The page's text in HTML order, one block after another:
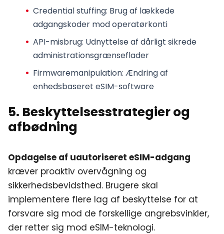
Credential stuffing: Brug af lækkede
adgangskoder mod operatørkonti
API-misbrug: Udnyttelse af dårligt sikrede
administrationsgrænseflader
Firmwaremanipulation: Ændring af
enhedsbaseret eSIM-software
5. Beskyttelsesstrategier og
afbødning
Opdagelse af uautoriseret eSIM-adgang
kræver proaktiv overvågning og
sikkerhedsbevidsthed. Brugere skal
implementere flere lag af beskyttelse for at
forsvare sig mod de forskellige angrebsvinkler,
der retter sig mod eSIM-teknologi.